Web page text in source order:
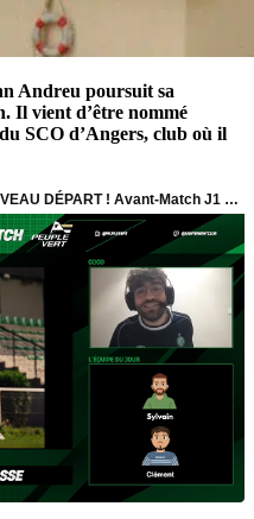
Andreu poursuit sa
Il vient d’être nommé
SCO d’Angers, club où il